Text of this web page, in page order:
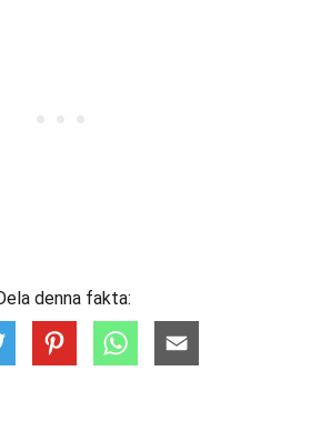
denna fakta: